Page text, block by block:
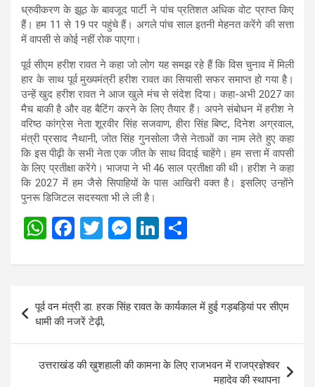
ध्रुवीकरण के झूठ के बावजूद पार्टी ने पांच प्रतिशत अधिक वोट प्राप्त किए
हैं। हम 11 से 19 पर पहुंचे हैं। अगले पांच साल इतनी मेहनत करेंगे की सत्ता
में वापसी से कोई नहीं रोक पाएगा।
पूर्व सीएम हरीश रावत ने कहा जो लोग यह समझ रहे हैं कि विस चुनाव में मिली
हार के साथ पूर्व मुख्यमंत्री हरीश रावत का सियासी सफर समाप्त हो गया है।
उन्हें खुद हरीश रावत ने आज खुले मंच से संदेश दिया। कहा-अभी 2027 का
मैच बाकी है और वह बैटिंग करने के लिए तैयार हैं। अपने संबोधन में हरीश ने
वरिष्ठ कांग्रेस नेता शूरवीर सिंह सजवाण, हीरा सिंह बिष्ट, दिनेश अग्रवाल,
मंत्री प्रसाद नैथानी, जोत सिंह गुनसोला जैसे नेताओं का नाम लेते हुए कहा
कि इस पीढ़ी के सभी नेता एक जीत के साथ विदाई चाहेंगे। हम सत्ता में वापसी
के लिए प्रतीक्षा करेंगे। भाजपा ने भी 46 साल प्रतीक्षा की थी। हरीश ने कहा
कि 2027 में हम जैसे सिपाहियों के पास आखिरी वक्त है। इसलिए उन्होंने
पुनरू डिजिटल सदस्यता भी ले ली है।
W
at
A
p
p
F
ce
b
o
o
k
T
tt
er
M
se
g
er
Li
ke
n
ar
Post
navigation
पूर्व वन मंत्री डा. हरक सिंह रावत के कार्यकाल में हुई गड़बड़ियां पर सीएम
धामी की नजरें टेढ़ी,
उत्तराखंड की ख़ुशहाली की कामना के लिए राजभवन में राजप्रज्ञेश्वर
महादेव की स्थापना